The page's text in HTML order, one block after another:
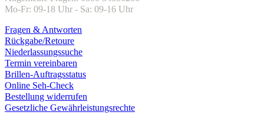
Mo-Fr: 09-18 Uhr - Sa: 09-16 Uhr
Fragen & Antworten
Rückgabe/Retoure
Niederlassungssuche
Termin vereinbaren
Brillen-Auftragsstatus
Online Seh-Check
Bestellung widerrufen
Gesetzliche Gewährleistungsrechte